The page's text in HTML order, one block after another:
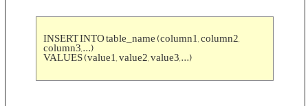
INSERT INTO table_name (column1, column2,
column3,...)
VALUES (value1, value2, value3,...)